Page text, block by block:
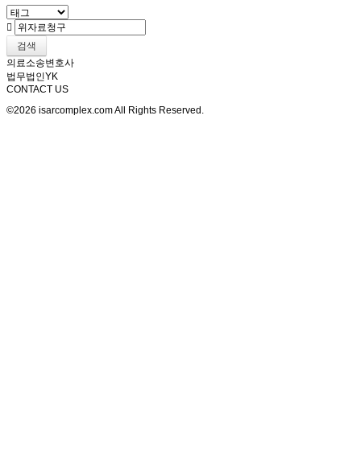
검색
의료소송변호사
법무법인YK
CONTACT US
©2026 isarcomplex.com All Rights Reserved.